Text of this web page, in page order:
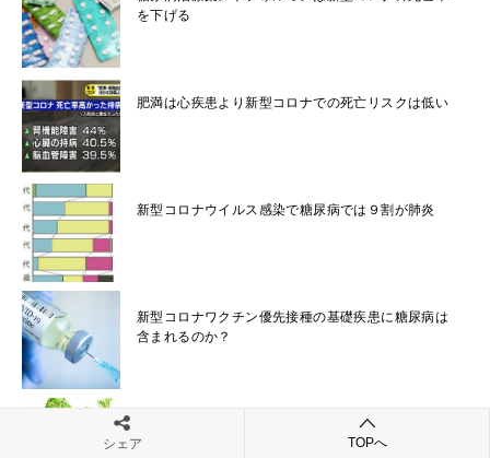
を下げる
肥満は心疾患より新型コロナでの死亡リスクは低い
新型コロナウイルス感染で糖尿病では９割が肺炎
新型コロナワクチン優先接種の基礎疾患に糖尿病は
含まれるのか？
野菜をたくさん食べる人ではコロナ感染が重症化し
にくい
シェア TOPへ